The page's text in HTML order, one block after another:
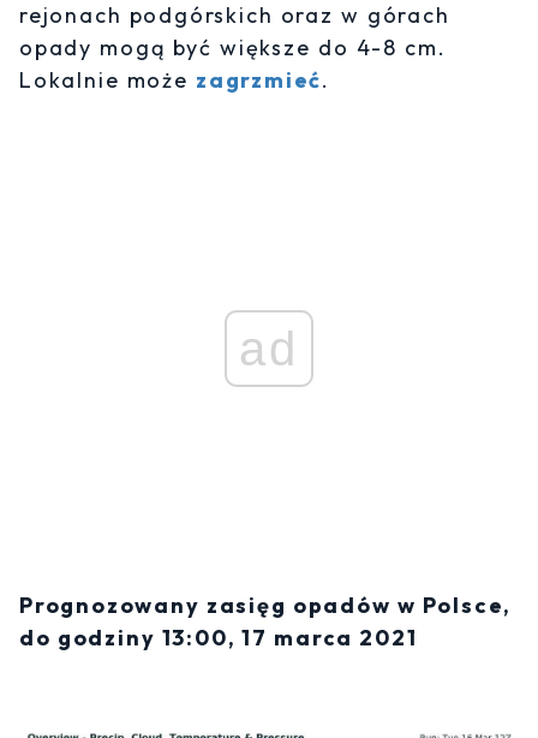
rejonach podgórskich oraz w górach
opady mogą być większe do 4-8 cm.
Lokalnie może zagrzmieć.
ad
Prognozowany zasięg opadów w Polsce,
do godziny 13:00, 17 marca 2021